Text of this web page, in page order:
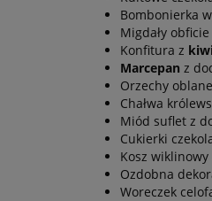
Bombonierka
Migdały
Konfitura z kiwi
Marcepan z
Orzechy
Chałwa
Miód suflet z
Cukierki
Kosz wiklinowy
Ozdobna
Woreczek